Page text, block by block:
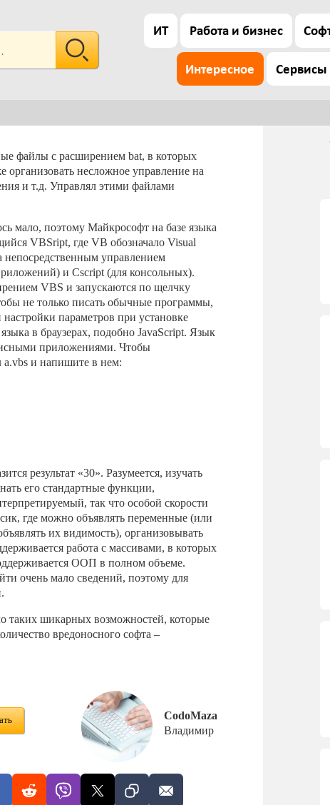
ИТ Работа и бизнес
Интересное Сервисы
файлы с расширением bat, в которых
несложное управление на
и т.д. Управлял этими файлами
мало, поэтому Майкрософт на базе языка
VBSript, где VB обозначало Visual
непосредственным управлением
и Cscript (для консольных).
VBS и запускаются по щелчку
не только писать обычные программы,
параметров при установке
в браузерах, подобно JavaScript. Язык
приложениями. Чтобы
a.vbs и напишите в нем:
результат «30». Разумеется, изучать
его стандартные функции,
так что особой скорости
где можно объявлять переменные (или
их видимость), организовывать
работа с массивами, в которых
ООП в полном объеме.
очень мало сведений, поэтому для
таких шикарных возможностей, которые
вредоносного софта –
CodoMaza
Владимир